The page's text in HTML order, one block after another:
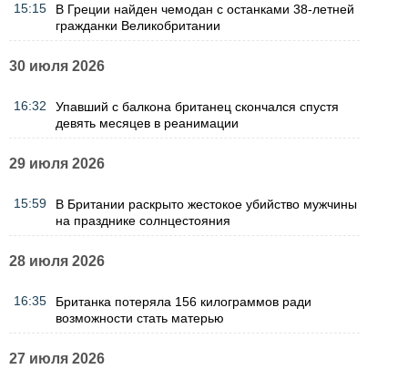
15:15
В Греции найден чемодан с останками 38-летней
гражданки Великобритании
30 июля 2026
16:32
Упавший с балкона британец скончался спустя
девять месяцев в реанимации
29 июля 2026
15:59
В Британии раскрыто жестокое убийство мужчины
на празднике солнцестояния
28 июля 2026
16:35
Британка потеряла 156 килограммов ради
возможности стать матерью
27 июля 2026